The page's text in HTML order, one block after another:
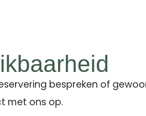
bespreken of
met ons op.